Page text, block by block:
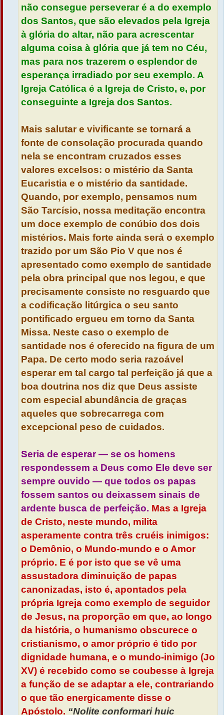
não consegue perseverar é a do exemplo
dos Santos, que são elevados pela Igreja
à glória do altar, não para acrescentar
alguma coisa à glória que já tem no Céu,
mas para nos trazerem o esplendor de
esperança irradiado por seu exemplo. A
Igreja Católica é a Igreja de Cristo, e, por
conseguinte a Igreja dos Santos.
Mais salutar e vivificante se tornará a
fonte de consolação procurada quando
nela se encontram cruzados esses
valores excelsos: o mistério da Santa
Eucaristia e o mistério da santidade.
Quando, por exemplo, pensamos num
São Tarcísio, nossa meditação encontra
um doce exemplo de conúbio dos dois
mistérios. Mais forte ainda será o exemplo
trazido por um São Pio V que nos é
apresentado como exemplo de santidade
pela obra principal que nos legou, e que
precisamente consiste no resguardo que
a codificação litúrgica o seu santo
pontificado ergueu em torno da Santa
Missa. Neste caso o exemplo de
santidade nos é oferecido na figura de um
Papa. De certo modo seria razoável
esperar em tal cargo tal perfeição já que a
boa doutrina nos diz que Deus assiste
com especial abundância de graças
aqueles que sobrecarrega com
excepcional peso de cuidados.
Seria de esperar — se os homens
respondessem a Deus como Ele deve ser
sempre ouvido — que todos os papas
fossem santos ou deixassem sinais de
ardente busca de perfeição. Mas a Igreja
de Cristo, neste mundo, milita
asperamente contra três cruéis inimigos:
o Demônio, o Mundo-mundo e o Amor
próprio. E é por isto que se vê uma
assustadora diminuição de papas
canonizadas, isto é, apontados pela
própria Igreja como exemplo de seguidor
de Jesus, na proporção em que, ao longo
da história, o humanismo obscurece o
cristianismo, o amor próprio é tido por
dignidade humana, e o mundo-inimigo (Jo
XV) é recebido como se coubesse à Igreja
a função de se adaptar a ele, contrariando
o que tão energicamente disse o
Apóstolo. “Nolite conformari huic